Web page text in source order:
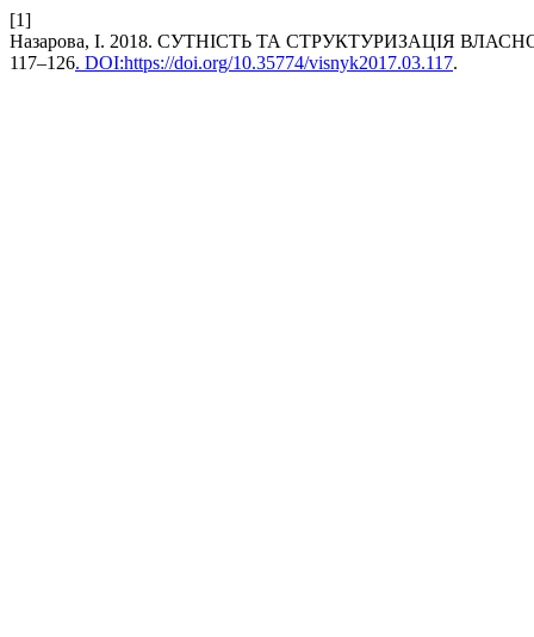
[1]
Назарова, І. 2018. СУТНІСТЬ ТА СТРУКТУРИЗАЦІЯ
117–126. DOI:https://doi.org/10.35774/visnyk2017.03.117.